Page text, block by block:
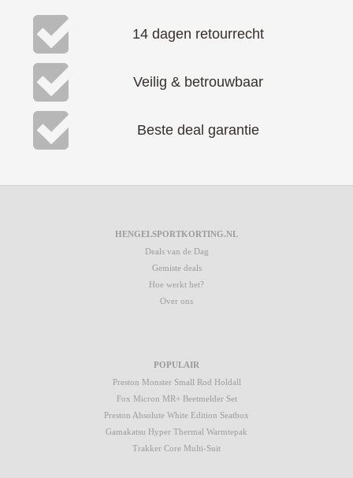
14 dagen retourrecht
Veilig & betrouwbaar
Beste deal garantie
HENGELSPORTKORTING.NL
Deals van de Dag
Gemiste deals
Hoe werkt het?
Over ons
POPULAIR
Preston Monster Small Rod Holdall
Fox Micron MR+ Beetmelder Set
Preston Absolute White Edition Seatbox
Gamakatsu Hyper Thermal Warmtepak
Trakker Core Multi-Suit